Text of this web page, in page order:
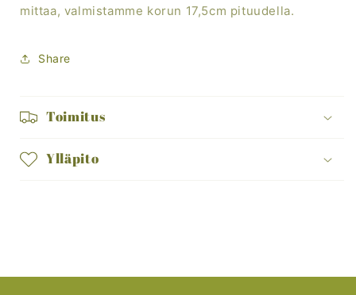
mittaa, valmistamme korun 17,5cm pituudella.
Share
Toimitus
Ylläpito